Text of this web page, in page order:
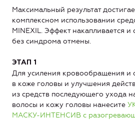
Максимальный результат
комплексном использовании
MINEXIL. Эффект накапливается и
без синдрома отмены.
ЭТАП 1
Для усиления кровообращения и
в коже головы и улучшения
из средств последующего ухода
волосы и кожу головы нанесите
МАСКУ-ИНТЕНСИВ с